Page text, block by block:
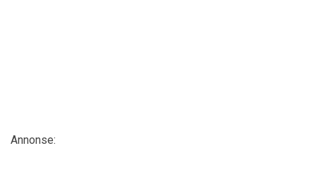
Annonse: